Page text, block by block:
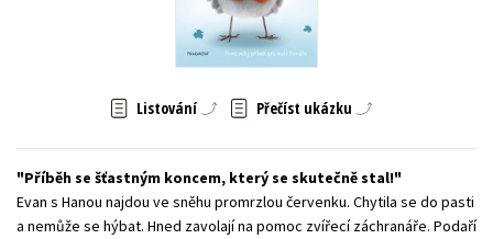
Zahraniční literatura
Listování Přečíst ukázku
Příběh se šťastným koncem, který se skutečně stal!
Evan s Hanou najdou ve sněhu promrzlou červenku. Chytila se do pasti
a nemůže se hýbat. Hned zavolají na pomoc zvířecí záchranáře. Podaří